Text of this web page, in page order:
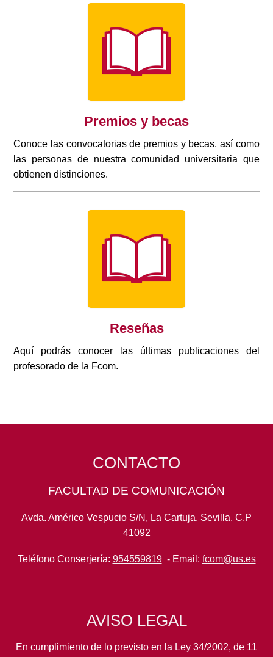
Premios y becas
Conoce las convocatorias de premios y becas, así como
las personas de nuestra comunidad universitaria que
obtienen distinciones.
Reseñas
Aquí podrás conocer las últimas publicaciones del
profesorado de la Fcom.
CONTACTO
FACULTAD DE COMUNICACIÓN
Avda. Américo Vespucio S/N, La Cartuja. Sevilla. C.P
41092
Teléfono Conserjería: 954559819- Email: fcom@us.es
AVISO LEGAL
En cumplimiento de lo previsto en la Ley 34/2002, de 11